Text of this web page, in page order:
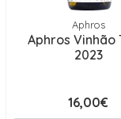
Aphros
Aphros Vinhão
2023
16,00€